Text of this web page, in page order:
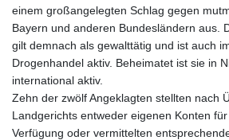
einem großangelegten Schlag gegen
Bayern und anderen Bundesländern aus.
gilt demnach als gewalttätig und ist auch
Drogenhandel aktiv. Beheimatet ist sie in
international aktiv.
Zehn der zwölf Angeklagten stellten nach
Landgerichts entweder eigenen Konten
Verfügung oder vermittelten